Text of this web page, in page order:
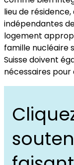
lieu de
indépendantes
logement
famille nucléaire
Suisse doivent
nécessaires pour